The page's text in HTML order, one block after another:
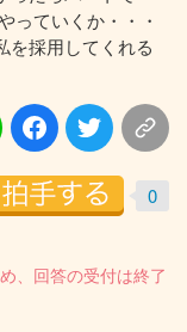
っていくか・・・
を採用してくれる
0
、回答の受付は終了